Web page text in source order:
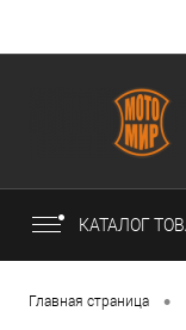
КАТАЛОГ
Главная страница •